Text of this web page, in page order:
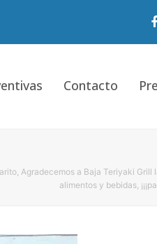
Contacto
Agradecemos a Baja Teriyaki Grill
alimentos y bebidas,